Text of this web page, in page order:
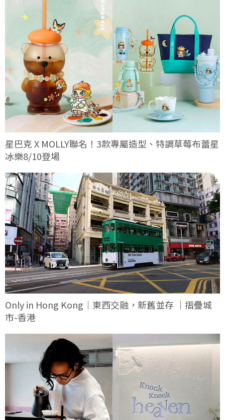
星巴克 X MOLLY聯名！3款專屬造型、特調草莓布蕾星
冰樂8/10登場
Only in Hong Kong｜東西交融，新舊並存 ｜摺疊城
市-香港